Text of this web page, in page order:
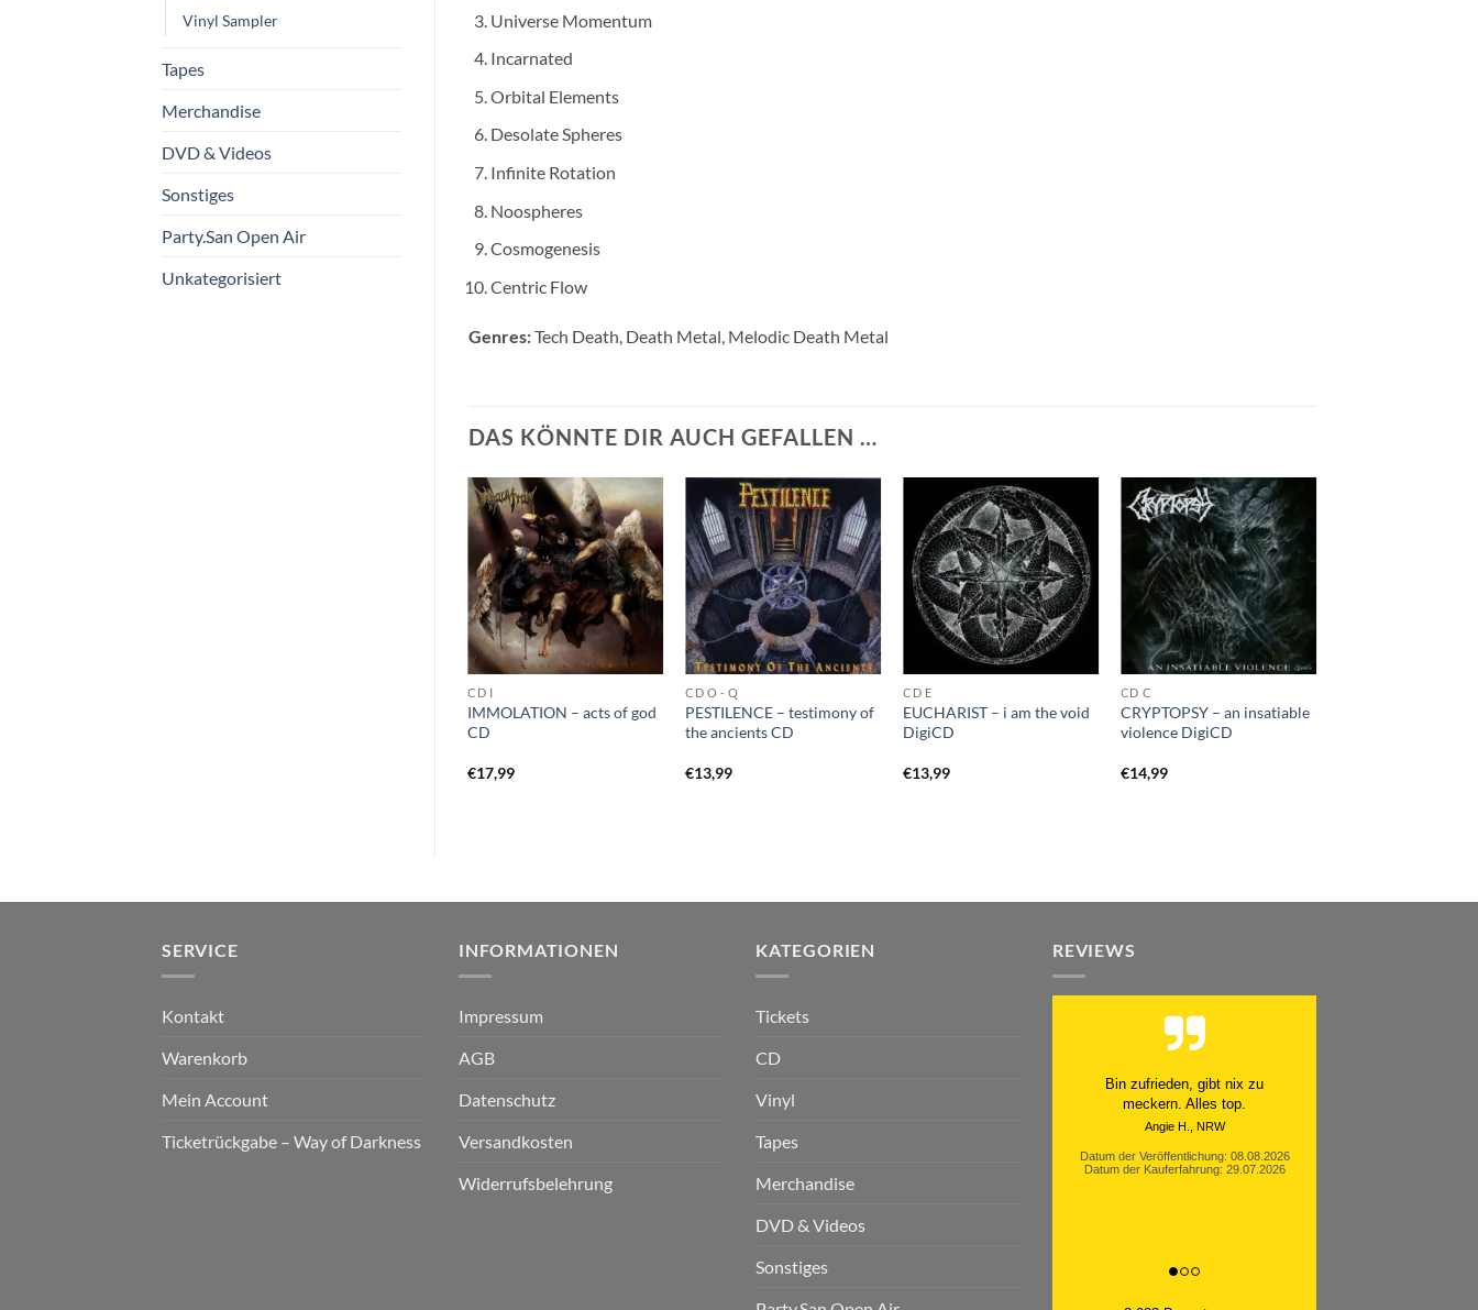
Vinyl Sampler
Tapes
Merchandise
DVD & Videos
Sonstiges
Party.San Open Air
Unkategorisiert
Universe Momentum
Incarnated
Orbital Elements
Desolate Spheres
Infinite Rotation
Noospheres
Cosmogenesis
Centric Flow
Genres:Tech Death, Death Metal, Melodic Death Metal
DAS KÖNNTE DIR AUCH GEFALLEN …
CD I
IMMOLATION – acts of god
CD
€17,99
CD O - Q
PESTILENCE – testimony of
the ancients CD
€13,99
CD E
EUCHARIST – i am the void
DigiCD
€13,99
CD C
CRYPTOPSY – an insatiable
violence DigiCD
€14,99
SERVICE
Kontakt
Warenkorb
Mein Account
Ticketrückgabe – Way of Darkness
INFORMATIONEN
Impressum
AGB
Datenschutz
Versandkosten
Widerrufsbelehrung
KATEGORIEN
Tickets
CD
Vinyl
Tapes
Merchandise
DVD & Videos
Sonstiges
REVIEWS
Schnell. Zuverlässig. Klasse.
Datum der Kauferfahrung: 29.07.2026